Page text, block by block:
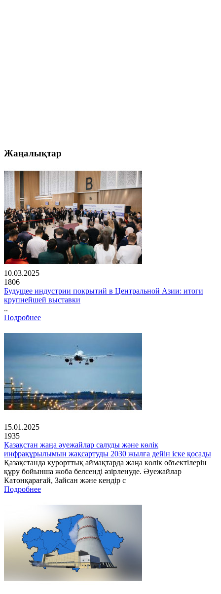
Жаңалықтар
10.03.2025
1806
Будущее индустрии покрытий в Центральной Азии: итоги
крупнейшей выставки
..
Подробнее
15.01.2025
1935
Қазақстан жаңа әуежайлар салуды және көлік
инфрақұрылымын жақсартуды 2030 жылға дейін іске қосады
Қазақстанда курорттық аймақтарда жаңа көлік объектілерін
құру бойынша жоба белсенді әзірленуде. Әуежайлар
Катонқарағай, Зайсан және кендір с
Подробнее